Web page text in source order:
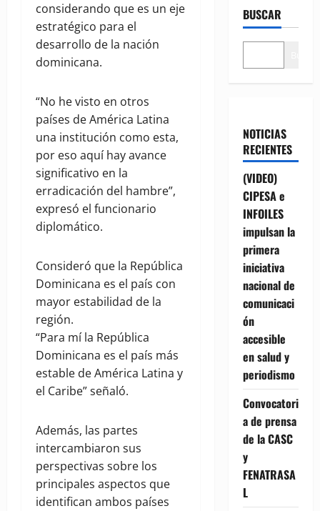
considerando que es un eje
estratégico para el
desarrollo de la nación
dominicana.
“No he visto en otros
países de América Latina
una institución como esta,
por eso aquí hay avance
significativo en la
erradicación del hambre”,
expresó el funcionario
diplomático.
Consideró que la República
Dominicana es el país con
mayor estabilidad de la
región.
“Para mí la República
Dominicana es el país más
estable de América Latina y
el Caribe” señaló.
Además, las partes
intercambiaron sus
perspectivas sobre los
principales aspectos que
identifican ambos países
BUSCAR
NOTICIAS
RECIENTES
(VIDEO)
CIPESA e
INFOILES
impulsan la
primera
iniciativa
nacional de
comunicaci
ón
accesible
en salud y
periodismo
Convocatori
a de prensa
de la CASC
y
FENATRASA
L